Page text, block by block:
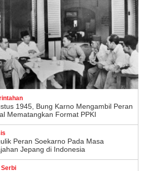
1945, Bung Karno Mengambil Peran
Mematangkan Format PPKI
Peran Soekarno Pada Masa
Jepang di Indonesia